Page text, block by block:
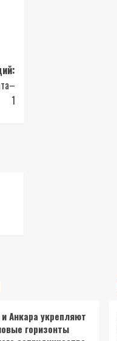
1
Анкара укрепляют
горизонты